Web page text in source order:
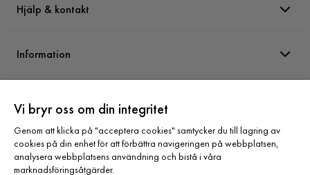
Hjälp & kontakt
Information
Sortiment
Vi bryr oss om din integritet
Genom att klicka på "acceptera cookies" samtycker du till lagring av
cookies på din enhet för att förbättra navigeringen på webbplatsen,
analysera webbplatsens användning och bistå i våra
marknadsföringsåtgärder.